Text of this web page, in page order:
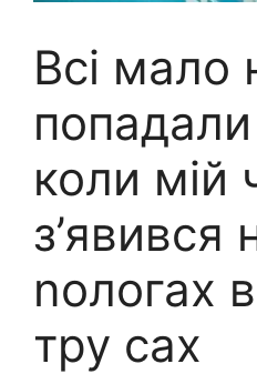
Всі мало
попадали
коли мій
з’явився
nологах
тру саx